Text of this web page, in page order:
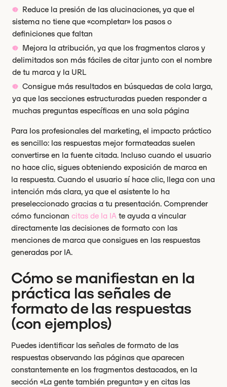
Reduce la presión de las alucinaciones, ya que el
sistema no tiene que «completar» los pasos o
definiciones que faltan
Mejora la atribución, ya que los fragmentos claros y
delimitados son más fáciles de citar junto con el nombre
de tu marca y la URL
Consigue más resultados en búsquedas de cola larga,
ya que las secciones estructuradas pueden responder a
muchas preguntas específicas en una sola página
Para los profesionales del marketing, el impacto práctico
es sencillo: las respuestas mejor formateadas suelen
convertirse en la fuente citada. Incluso cuando el usuario
no hace clic, sigues obteniendo exposición de marca en
la respuesta. Cuando el usuario sí hace clic, llega con una
intención más clara, ya que el asistente lo ha
preseleccionado gracias a tu presentación. Comprender
cómo funcionancitas de la IA te ayuda a vincular
directamente las decisiones de formato con las
menciones de marca que consigues en las respuestas
generadas por IA.
Cómo se manifiestan en la
práctica las señales de
formato de las respuestas
(con ejemplos)
Puedes identificar las señales de formato de las
respuestas observando las páginas que aparecen
constantemente en los fragmentos destacados, en la
sección «La gente también pregunta» y en citas las